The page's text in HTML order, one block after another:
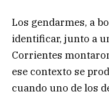
Los gendarmes, a
identificar, junto a
Corrientes
ese contexto se
cuando uno de los